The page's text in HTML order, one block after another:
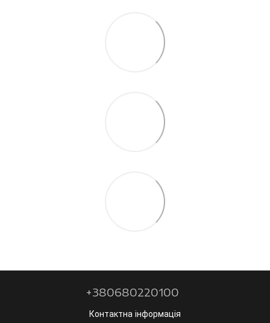
+380680220100
Контактна інформація